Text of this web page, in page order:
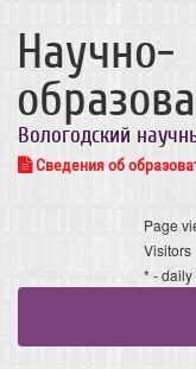
Научно-
Вологодский
Сведения об
Page
Visitors
* -